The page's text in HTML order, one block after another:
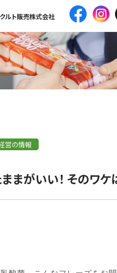
ルト販売株式会社
営の情報
まがいい！ そのワケ